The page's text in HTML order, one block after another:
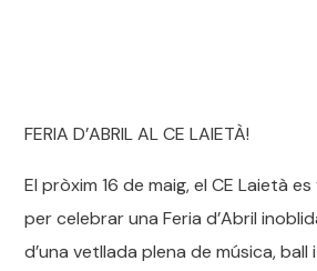
FERIA D’ABRIL AL CE LAIETÀ!
El pròxim 16 de maig, el CE Laietà
per celebrar una Feria d’Abril
d’una vetllada plena de música,